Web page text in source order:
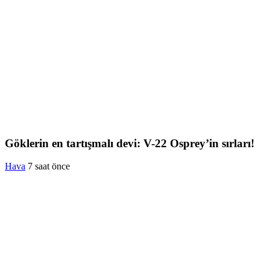
Göklerin en tartışmalı devi: V-22 Osprey’in sırları!
Hava 7 saat önce